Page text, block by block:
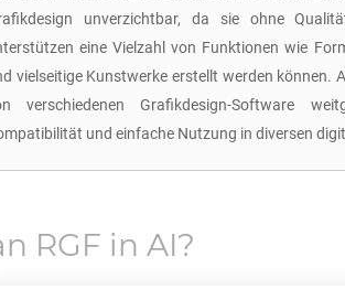
unverzichtbar, da sie ohne
eine Vielzahl von Funktionen wie
vielseitige Kunstwerke erstellt werden können.
verschiedenen Grafikdesign-Software
und einfache Nutzung in diversen
RGF in AI?